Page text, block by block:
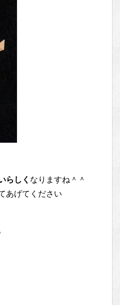
らしく なりますね＾＾
あげてください